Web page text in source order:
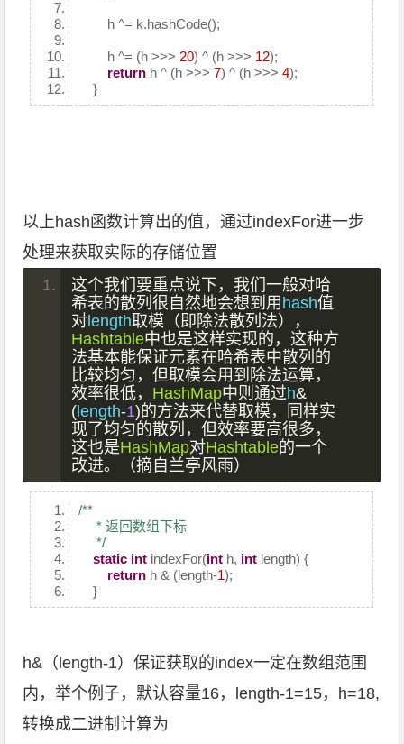
h ^= k.hashCode();
h ^= (h >>> 20) ^ (h >>> 12);
return h ^ (h >>>7) ^ (h >>>4);
}
以上hash函数计算出的值，通过indexFor进一步
处理来获取实际的存储位置
这个我们要重点说下，我们一般对哈
希表的散列很自然地会想到用 hash值
对length取模（即除法散列法），
Hashtable中也是这样实现的，这种方
法基本能保证元素在哈希表中散列的
比较均匀，但取模会用到除法运算，
效率很低， HashMap中则通过h&
(length-1)的方法来代替取模，同样实
现了均匀的散列，但效率要高很多，
这也是HashMap对Hashtable的一个
改进。（摘自兰亭风雨）
/**
* 返回数组下标
*/
static int indexFor(int h, int length) {
return h & (length-1);
}
h&（length-1）保证获取的index一定在数组范围
内，举个例子，默认容量16，length-1=15，h=18,
转换成二进制计算为